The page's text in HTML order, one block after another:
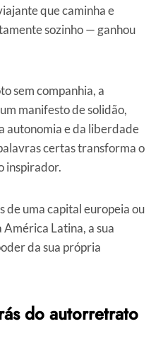
que caminha e
sozinho — ganhou
sem companhia, a
manifesto de solidão,
autonomia e da liberdade
certas transforma o
inspirador.
de uma capital europeia ou
Latina, a sua
da sua própria
do autorretrato